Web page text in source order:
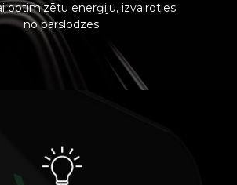
optimizētu enerģiju, izvairoties
no pārslodzes